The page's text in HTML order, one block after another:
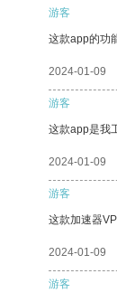
游客
这款app的功
2024-01-09
游客
这款app是我
2024-01-09
游客
这款加速器
2024-01-09
游客